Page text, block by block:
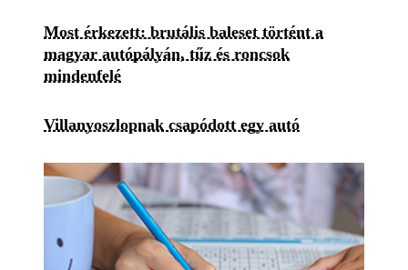
Most érkezett: brutális baleset történt a
magyar autópályán, tűz és roncsok
mindenfelé
Villanyoszlopnak csapódott egy autó